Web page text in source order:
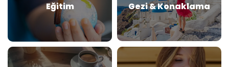
Eğitim Gezi & Konaklama